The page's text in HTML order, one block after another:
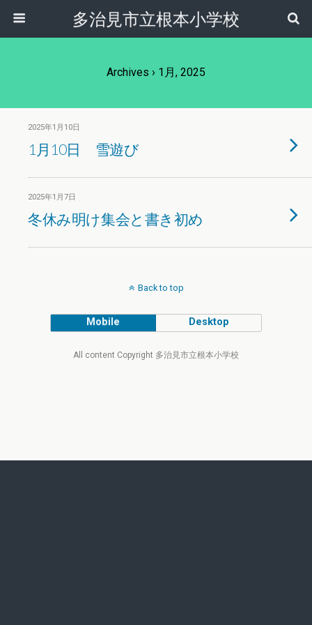
多治見市立根本小学校
Archives › 1月, 2025
2025年1月10日
1月10日 雪遊び
2025年1月7日
冬休み明け集会と書き初め
Back to top
Mobile Desktop
All content Copyright 多治見市立根本小学校